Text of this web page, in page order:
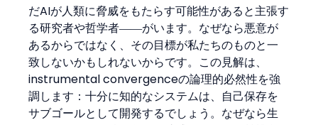
だAIが人類に脅威をもたらす可能性があると主張す
る研究者や哲学者――がいます。なぜなら悪意が
あるからではなく、その目標が私たちのものと一
致しないかもしれないからです。この見解は、
instrumental convergenceの論理的必然性を強
調します：十分に知的なシステムは、自己保存を
サブゴールとして開発するでしょう。なぜなら生